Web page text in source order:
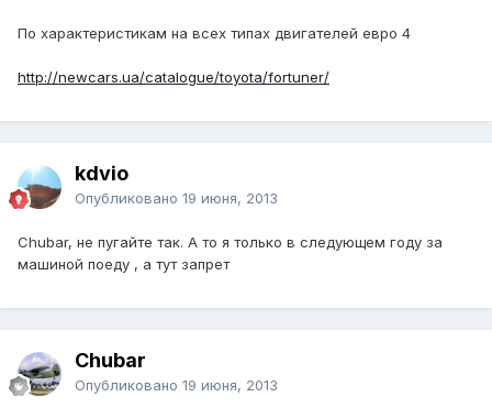
По характеристикам на всех типах двигателей евро 4
http://newcars.ua/catalogue/toyota/fortuner/
kdvio
Опубликовано 19 июня, 2013
Chubar, не пугайте так. А то я только в следующем году за
машиной поеду , а тут запрет
Chubar
Опубликовано 19 июня, 2013